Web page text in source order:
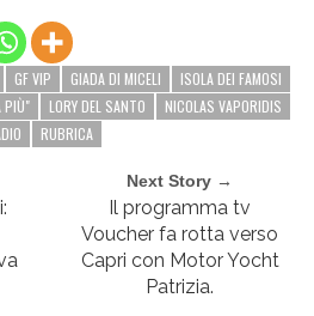
GF VIP GIADA DI MICELI
ISOLA DEI FAMOSI
PIÙ"
LORY DEL SANTO
NICOLAS VAPORIDIS
RUBRICA
Next Story →
Il programma tv
Voucher fa rotta verso
Capri con Motor Yocht
Patrizia.